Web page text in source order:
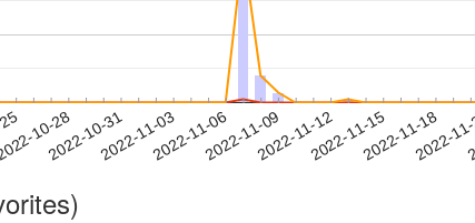
10-28
2022-10-312022-11-032022-11-062022-11-092022-11-122022-11-152022-11-18
2022-